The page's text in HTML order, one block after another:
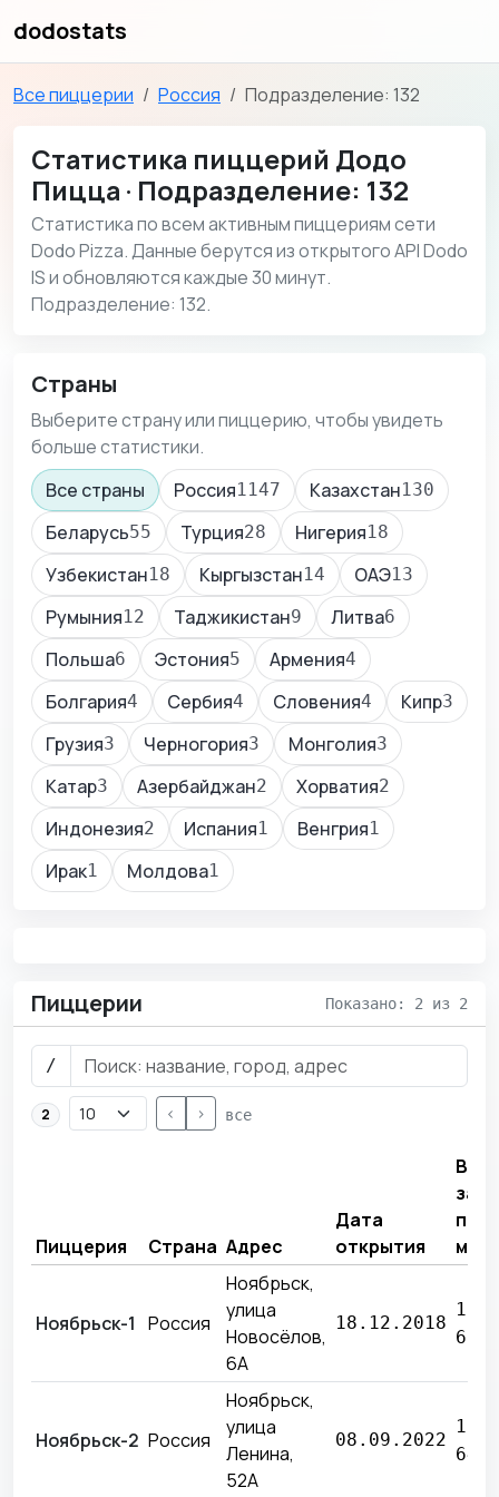
dodostats
Все пиццерии Россия Подразделение: 132
Статистика пиццерий Додо
Пицца · Подразделение: 132
Статистика по всем активным пиццериям сети
Dodo Pizza. Данные берутся из открытого API Dodo
IS и обновляются каждые 30 минут.
Подразделение: 132.
Страны
Выберите страну или пиццерию, чтобы увидеть
больше статистики.
Все страны
Россия1147 Казахстан130
Беларусь55 Турция28 Нигерия18
Узбекистан18 Кыргызстан14 ОАЭ13
Румыния12 Таджикистан9 Литва6
Польша6 Эстония5 Армения4
Болгария4 Сербия4 Словения4 Кипр3
Грузия3 Черногория3 Монголия3
Катар3 Азербайджан2 Хорватия2
Индонезия2 Испания1 Венгрия1
Ирак1 Молдова1
Пиццерии Показано: 2 из 2
/
2 < > все
Пиццерия Страна Адрес
Дата
открытия
за
Ноябрьск-1 Россия
Ноябрьск,
улица
Новосёлов,
6А
18.12.2018
11
632
Ноябрьск-2 Россия
Ноябрьск,
улица
Ленина,
52А
08.09.2022
13
646